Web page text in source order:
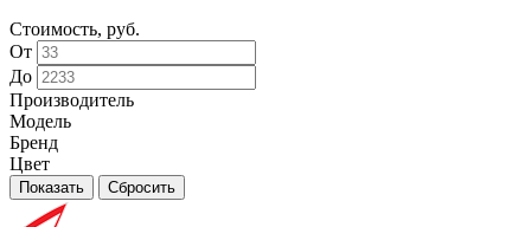
Стоимость, руб.
От
До
Производитель
Модель
Бренд
Цвет